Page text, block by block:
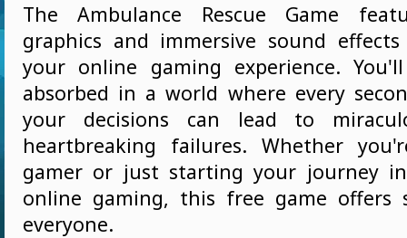
The Ambulance Rescue Game
graphics and immersive sound
your online gaming experience.
absorbed in a world where every
your decisions can lead to
heartbreaking failures. Whether
gamer or just starting your journey
online gaming, this free game offers
everyone.